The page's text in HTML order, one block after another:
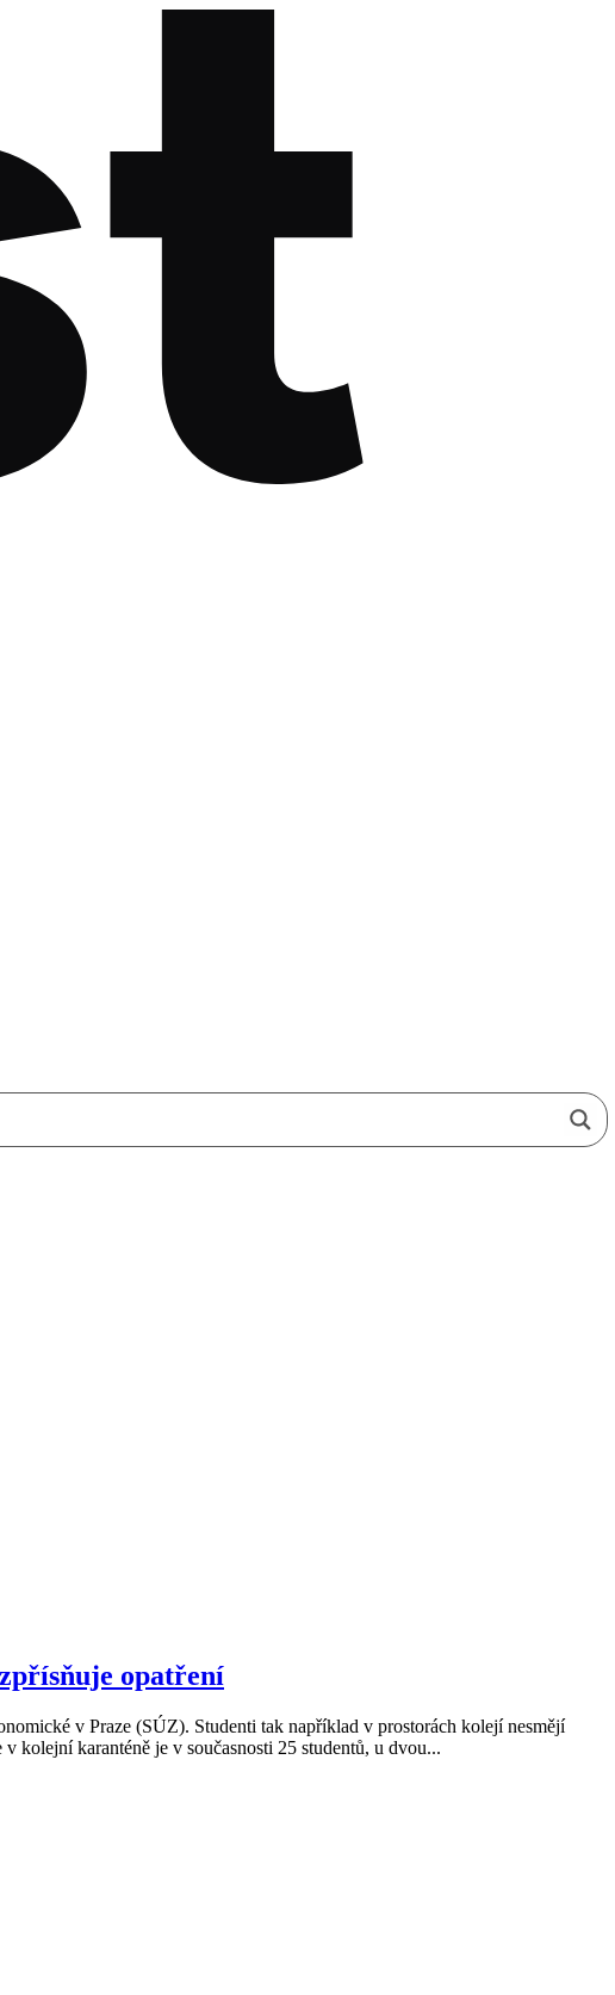
opatření
v Praze (SÚZ). Studenti tak například v prostorách kolejí nesmějí
kolejní karanténě je v současnosti 25 studentů, u dvou...